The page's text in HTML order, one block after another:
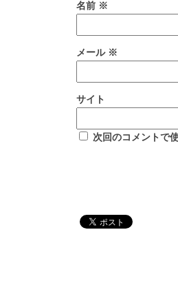
名前 ※
メール ※
サイト
次回のコメントで